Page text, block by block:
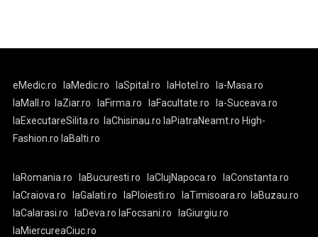
eMedic.ro laMedic.ro laSpital.ro laHotel.ro
la-Masa.ro
laMall.ro
laZiar.ro laFirma.ro laFacultate.ro
la-Suceava.ro
laExecutareSilita.ro
laChisinau.ro laPiatraNeamt.ro High-
Fashion.ro laBalti.ro
laRomania.ro laBucuresti.ro laClujNapoca.ro
laConstanta.ro
laCraiova.ro
laGalati.ro laPloiesti.ro laTimisoara.ro
laBuzau.ro
laCalarasi.ro
laDeva.ro laFocsani.ro
laGiurgiu.ro
laMiercureaCiuc.ro